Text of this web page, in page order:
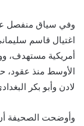
وفي سياق منفصل
اغتيال قاسم
أمريكية مستهدف،
الأوسط منذ عقود،
لادن وأبو بكر
وأوضحت الصحيفة